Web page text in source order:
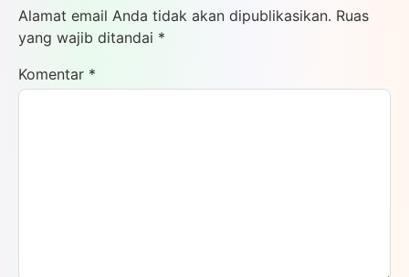
Alamat email Anda tidak akan dipublikasikan. Ruas
yang wajib ditandai *
Komentar *